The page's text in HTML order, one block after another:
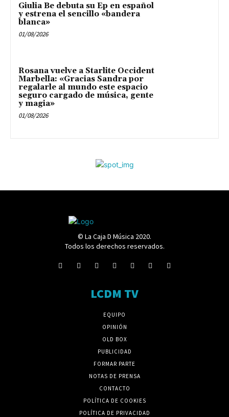
Giulia Be debuta su Ep en español
y estrena el sencillo «bandera
blanca»
01/08/2026
Rosana vuelve a Starlite Occident
Marbella: «Gracias Sandra por
regalarle al mundo este espacio
seguro cargado de música, gente
y magia»
01/08/2026
© La Caja D Música 2020.
Todos los derechos reservados.
LCDM TV
EQUIPO
OPINIÓN
OLD BOX
PUBLICIDAD
FORMAR PARTE
NOTAS DE PRENSA
CONTACTO
POLÍTICA DE COOKIES
POLÍTICA DE PRIVACIDAD